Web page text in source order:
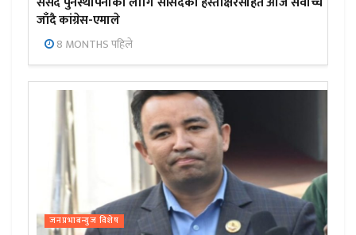
जाँदै कांग्रेस-एमाले
8 MONTHS पहिले
जनप्रभाबन्युज विशेष